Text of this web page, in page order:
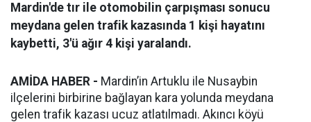
Mardin'de tır ile otomobilin çarpışması sonucu
meydana gelen trafik kazasında 1 kişi hayatını
kaybetti, 3'ü ağır 4 kişi yaralandı.
AMİDA HABER - Mardin’in Artuklu ile Nusaybin
ilçelerini birbirine bağlayan kara yolunda meydana
gelen trafik kazası ucuz atlatılmadı. Akıncı köyü